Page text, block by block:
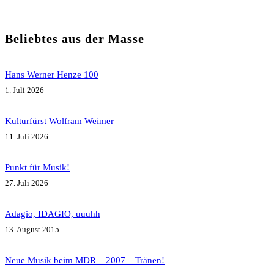
Beliebtes aus der Masse
Hans Werner Henze 100
1. Juli 2026
Kulturfürst Wolfram Weimer
11. Juli 2026
Punkt für Musik!
27. Juli 2026
Adagio, IDAGIO, uuuhh
13. August 2015
Neue Musik beim MDR – 2007 – Tränen!